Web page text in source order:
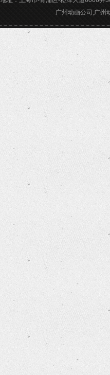
广州动画公司,广州